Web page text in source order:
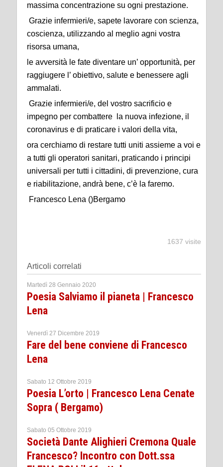
massima concentrazione su ogni prestazione.
Grazie infermieri/e, sapete lavorare con scienza,
coscienza, utilizzando al meglio agni vostra
risorsa umana,
le avversità le fate diventare un’ opportunità, per
raggiugere l’ obiettivo, salute e benessere agli
ammalati.
Grazie infermieri/e, del vostro sacrificio e
impegno per combattere la nuova infezione, il
coronavirus e di praticare i valori della vita,
ora cerchiamo di restare tutti uniti assieme a voi e
a tutti gli operatori sanitari, praticando i principi
universali per tutti i cittadini, di prevenzione, cura
e riabilitazione, andrà bene, c’è la faremo.
Francesco Lena ()Bergamo
1637 visite
Articoli correlati
Martedì 28 Gennaio 2020
Poesia Salviamo il pianeta | Francesco
Lena
Venerdì 27 Dicembre 2019
Fare del bene conviene di Francesco
Lena
Sabato 12 Ottobre 2019
Poesia L’orto | Francesco Lena Cenate
Sopra ( Bergamo)
Sabato 05 Ottobre 2019
Società Dante Alighieri Cremona Quale
Francesco? Incontro con Dott.ssa